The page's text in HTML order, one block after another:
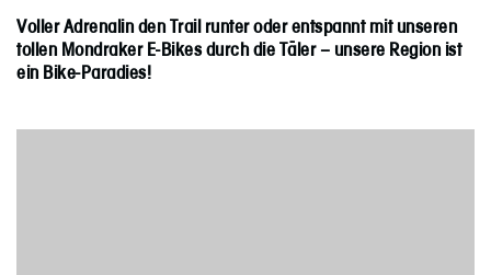
Voller Adrenalin den Trail runter oder entspannt mit unseren
tollen Mondraker E-Bikes durch die Täler – unsere Region ist
ein Bike-Paradies!